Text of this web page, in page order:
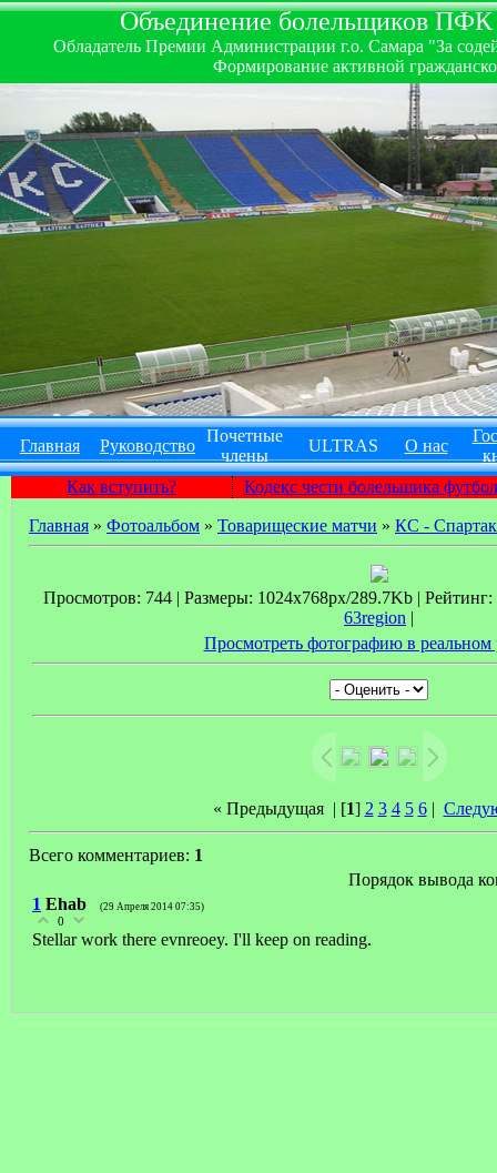
Объединение болельщиков
Обладатель Премии Администрации г.о. Самара "За
Формирование активной
Главная Руководство
Почетные
члены
ULTRAS О нас
Как вступить?
Кодекс чести болельщика
Главная » Фотоальбом » Товарищеские матчи » КС -
Просмотров: 744 | Размеры: 1024x768px/289.7Kb |
63region |
Просмотреть фотографию в реальном
« Предыдущая| [1] 2 3 4 5 6|
Всего комментариев: 1
Порядок вывода
1 Ehab (29 Апреля 2014 07:35)
0
Stellar work there evnreoey. I'll keep on reading.